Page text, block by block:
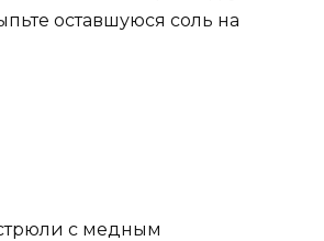
оставшуюся соль на
с медным